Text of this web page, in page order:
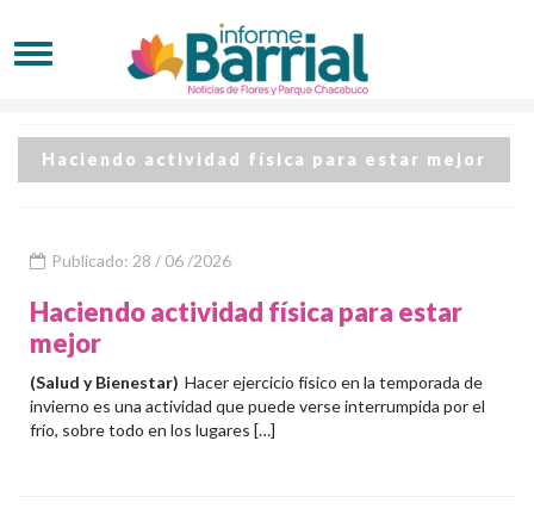
Haciendo actividad física para estar mejor
Publicado: 28 / 06 /2026
Haciendo actividad física para estar
mejor
(Salud y Bienestar) Hacer ejercicio físico en la temporada de
invierno es una actividad que puede verse interrumpida por el
frío, sobre todo en los lugares […]